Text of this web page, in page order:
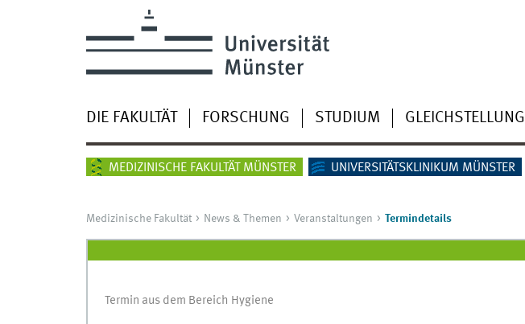
DIE FAKULTÄT FORSCHUNG STUDIUM GLEICHSTELLUNG
MEDIZINISCHE FAKULTÄT MÜNSTER UNIVERSITÄTSKLINIKUM MÜNSTER
Medizinische Fakultät News & Themen Veranstaltungen Termindetails
Termin aus dem Bereich Hygiene